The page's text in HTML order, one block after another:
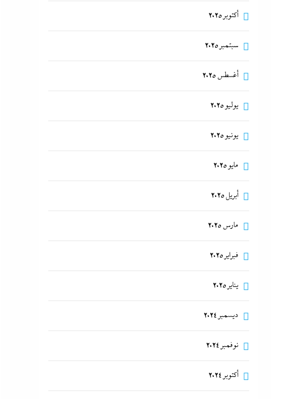
أكتوبر 2025
سبتمبر 2025
أغسطس 2025
يوليو 2025
يونيو 2025
مايو 2025
أبريل 2025
مارس 2025
فبراير 2025
يناير 2025
ديسمبر 2024
نوفمبر 2024
أكتوبر 2024